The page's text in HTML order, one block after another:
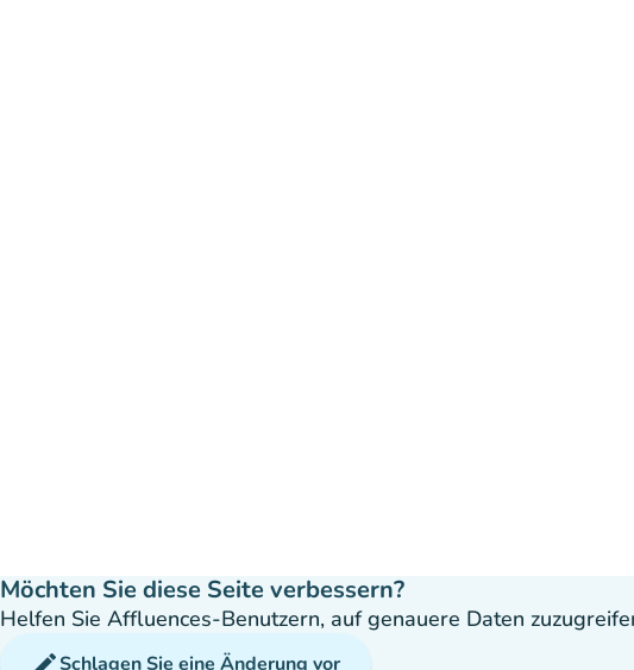
Möchten Sie diese Seite verbessern?
Helfen Sie Affluences-Benutzern, auf genauere Daten
editSchlagen Sie eine Änderung vor